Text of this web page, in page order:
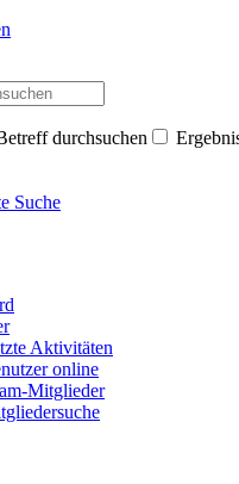
durchsuchen
Suche
Aktivitäten
online
Mitglieder